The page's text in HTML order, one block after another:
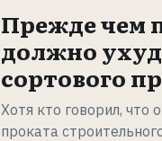
Прежде чем
должно
сортового
Хотя кто говорил, что
проката